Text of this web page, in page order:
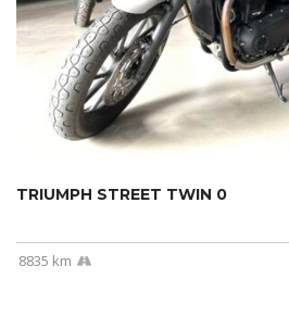
TRIUMPH STREET TWIN 0
8835 km